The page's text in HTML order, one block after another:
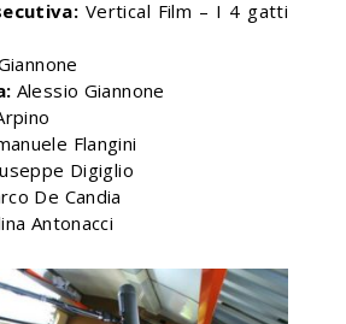
Vertical Film – I 4 gatti
Alessio Giannone
Flangini
Digiglio
De Candia
Antonacci